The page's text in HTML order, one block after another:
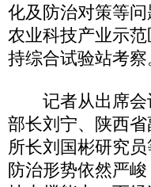
化及防治对策等
农业科技产业示
持综合试验站考察
记者从出席会
部长刘宁、陕西
所长刘国彬研究
防治形势依然严